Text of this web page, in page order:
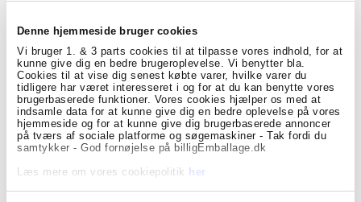
Denne hjemmeside bruger cookies
Vi bruger 1. & 3 parts cookies til at tilpasse vores indhold, for at
kunne give dig en bedre brugeroplevelse. Vi benytter bla.
Cookies til at vise dig senest købte varer, hvilke varer du
tidligere har været interesseret i og for at du kan benytte vores
brugerbaserede funktioner. Vores cookies hjælper os med at
indsamle data for at kunne give dig en bedre oplevelse på vores
hjemmeside og for at kunne give dig brugerbaserede annoncer
på tværs af sociale platforme og søgemaskiner - Tak fordi du
samtykker - God fornøjelse på billigEmballage.dk
Læs mere om vores cookiepolitik
her
stk. Køb
Beskrivelse Specifikationer
Sammenklappelig advarselstrekant til brug ved
motorstop. Det er lovpligtigt i mange lande rundt i
suropa at stillen en advarselstrekant ud ved uheld på
vejen. Du kan med denne advarselstrekant hurtigt